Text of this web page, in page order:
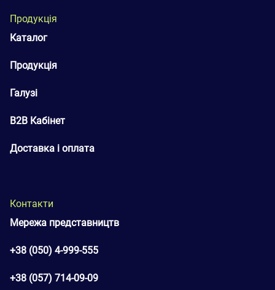
Продукція
Каталог
Продукція
Галузі
B2B Кабінет
Доставка і оплата
Контакти
Мережа представництв
+38 (050) 4-999-555
+38 (057) 714-09-09